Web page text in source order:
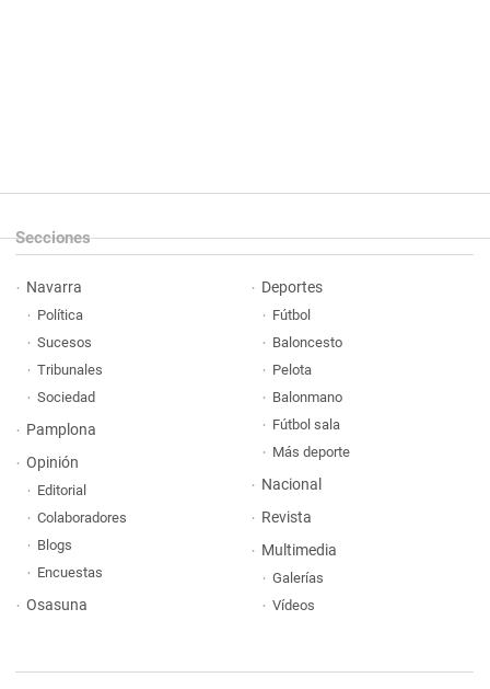
Secciones
Navarra
Política
Sucesos
Tribunales
Sociedad
Pamplona
Opinión
Editorial
Colaboradores
Blogs
Encuestas
Osasuna
Deportes
Fútbol
Baloncesto
Pelota
Balonmano
Fútbol sala
Más deporte
Nacional
Revista
Multimedia
Galerías
Vídeos